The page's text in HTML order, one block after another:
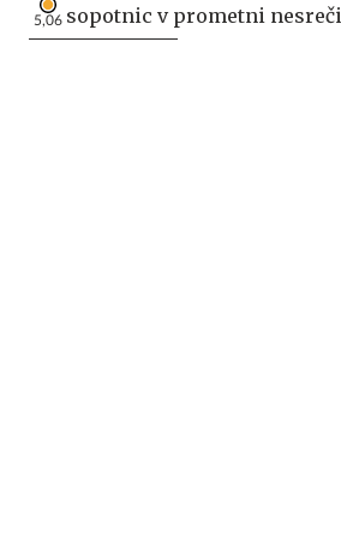
5,06 sopotnic v prometni nesreči